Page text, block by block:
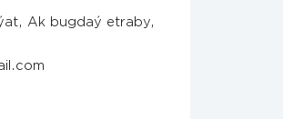
Ak bugdaý etraby,